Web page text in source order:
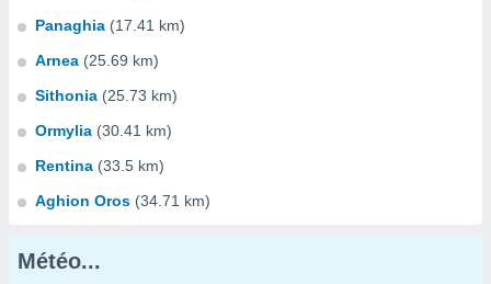
Panaghia (17.41 km)
Arnea (25.69 km)
Sithonia (25.73 km)
Ormylia (30.41 km)
Rentina (33.5 km)
Aghion Oros (34.71 km)
Météo...